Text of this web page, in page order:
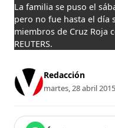
La familia se puso el
pero no fue hasta el día
miembros de Cruz Roja
REUTERS.
Redacción
martes, 28 abril